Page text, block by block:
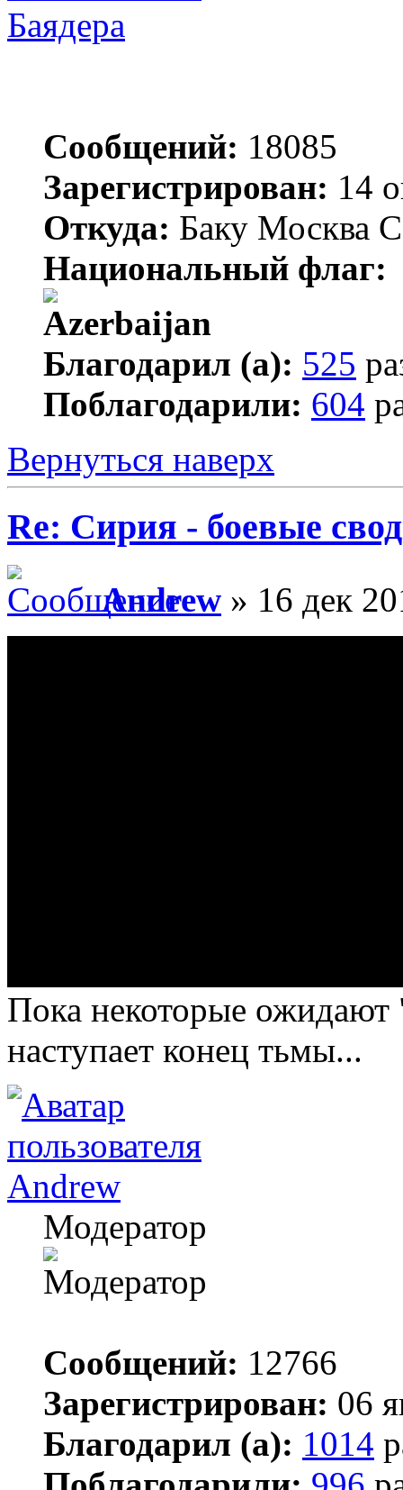
Баядера
Сообщений: 18085
Зарегистрирован: 14
Откуда: Баку Москва
Национальный флаг:
Благодарил (а): 525
Поблагодарили: 604
Вернуться наверх
Re: Сирия - боевые
Andrew » 16 дек
Пока некоторые ожидают
наступает конец тьмы...
Andrew
Модератор
Сообщений: 12766
Зарегистрирован: 06
Благодарил (а): 1014